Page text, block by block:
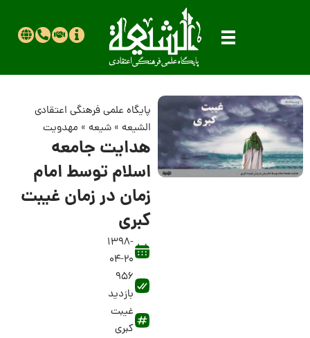
پایگاه علمی فرهنگی اعتقادی
الشیعه» شیعه» مهدویت
هدایت جامعه
اسلام توسط امام
زمان در زمان غیبت
کبری
1398-
04-20
956
بازدید
غیبت
کبری